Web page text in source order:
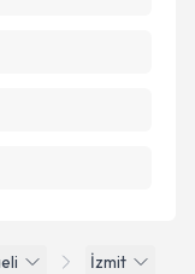
İzmit